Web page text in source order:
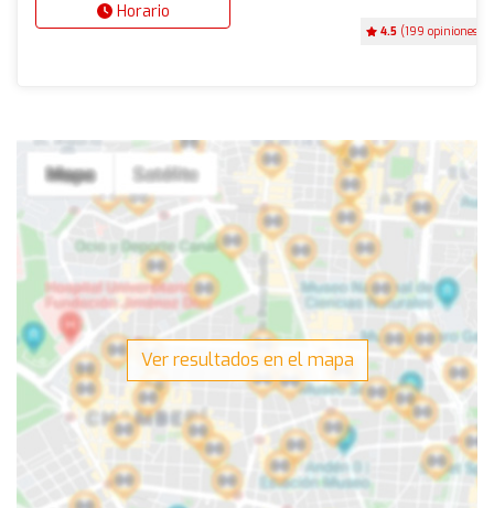
4.5 (199 opiniones)
Horario
Ver resultados en el mapa